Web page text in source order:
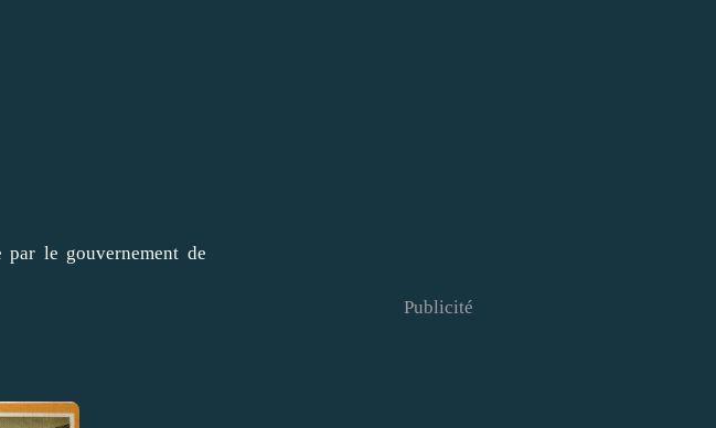
le gouvernement de
Publicité